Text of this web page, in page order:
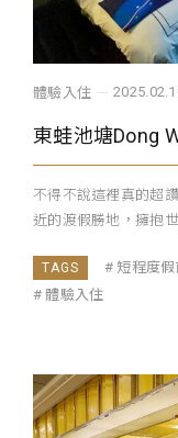
體驗入住
不得不說這裡真的超
近的渡假勝地，擁抱
短程度
體驗入住